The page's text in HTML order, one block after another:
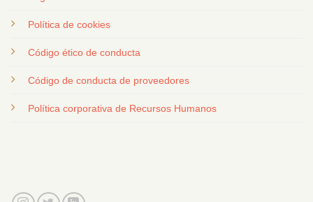
Política de cookies
Código ético de conducta
Código de conducta de proveedores
Política corporativa de Recursos Humanos